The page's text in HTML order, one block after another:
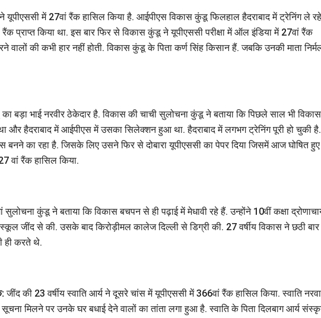
यूपीएससी में 27वां रैंक हासिल किया है. आईपीएस विकास कुंडू फिलहाल हैदराबाद में ट्रेनिंग ले
प्राप्त किया था. इस बार फिर से विकास कुंडू ने यूपीएससी परीक्षा में ऑल इंडिया में 27वां रैंक
की कभी हार नहीं होती. विकास कुंडू के पिता कर्ण सिंह किसान हैं. जबकि उनकी माता
बड़ा भाई नरवीर ठेकेदार है. विकास की चाची सुलोचना कुंडू ने बताया कि पिछले साल भी विकास
और हैदराबाद में आईपीएस में उसका सिलेक्शन हुआ था. हैदराबाद में लगभग ट्रेनिंग पूरी हो चुकी है.
बनने का रहा है. जिसके लिए उसने फिर से दोबारा यूपीएससी का पेपर दिया जिसमें आज घोषित हुए
वां रैंक हासिल किया.
सुलोचना कुंडू ने बताया कि विकास बचपन से ही पढ़ाई में मेधावी रहे हैं. उन्होंने 10वीं कक्षा
जींद से की. उसके बाद किरोड़ीमल कालेज दिल्ली से डिग्री की. 27 वर्षीय विकास ने छठी बार
ही करते थे.
जींद की 23 वर्षीय स्वाति आर्य ने दूसरे चांस में यूपीएससी में 366वां रैंक हासिल किया. स्वाति
मिलने पर उनके घर बधाई देने वालों का तांता लगा हुआ है. स्वाति के पिता दिलबाग आर्य